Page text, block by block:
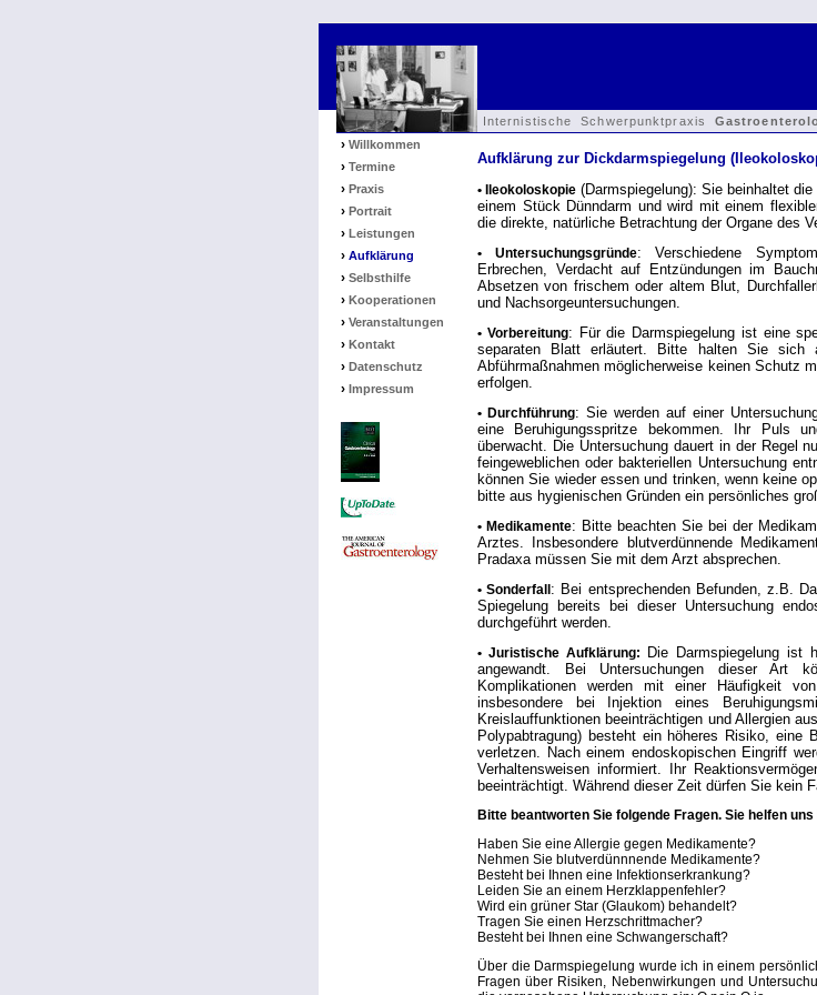
Internistische Schwerpunktpraxis
› Willkommen
› Termine
› Praxis
› Portrait
› Leistungen
› Aufklärung
› Selbsthilfe
› Kooperationen
› Veranstaltungen
› Kontakt
› Datenschutz
› Impressum
Aufklärung zur Dickdarmspiegelung
• Ileokoloskopie (Darmspiegelung): Sie beinhaltet
einem Stück Dünndarm und wird mit einem
die direkte, natürliche Betrachtung der Organe des
• Untersuchungsgründe: Verschiedene
Erbrechen, Verdacht auf Entzündungen im
Absetzen von frischem oder altem Blut,
und Nachsorgeuntersuchungen.
• Vorbereitung: Für die Darmspiegelung ist eine
separaten Blatt erläutert. Bitte halten Sie sich
Abführmaßnahmen möglicherweise keinen Schutz
erfolgen.
• Durchführung: Sie werden auf einer
eine Beruhigungsspritze bekommen. Ihr Puls
überwacht. Die Untersuchung dauert in der Regel
feingeweblichen oder bakteriellen Untersuchung
können Sie wieder essen und trinken, wenn keine
bitte aus hygienischen Gründen ein persönliches
• Medikamente: Bitte beachten Sie bei der
Arztes. Insbesondere blutverdünnende
Pradaxa müssen Sie mit dem Arzt absprechen.
• Sonderfall : Bei entsprechenden Befunden, z.B.
Spiegelung bereits bei dieser Untersuchung
durchgeführt werden.
• Juristische Aufklärung: Die Darmspiegelung ist
angewandt. Bei Untersuchungen dieser Art
Komplikationen werden mit einer Häufigkeit
insbesondere bei Injektion eines
Kreislauffunktionen beeinträchtigen und Allergien
Polypabtragung) besteht ein höheres Risiko,
verletzen. Nach einem endoskopischen Eingriff
Verhaltensweisen informiert. Ihr
beeinträchtigt. Während dieser Zeit dürfen Sie kein
Bitte beantworten Sie folgende Fragen. Sie helfen uns
Haben Sie eine Allergie gegen Medikamente?
Nehmen Sie blutverdünnnende Medikamente?
Besteht bei Ihnen eine Infektionserkrankung?
Leiden Sie an einem Herzklappenfehler?
Wird ein grüner Star (Glaukom) behandelt?
Tragen Sie einen Herzschrittmacher?
Besteht bei Ihnen eine Schwangerschaft?
Über die Darmspiegelung wurde ich in einem
Fragen über Risiken, Nebenwirkungen und